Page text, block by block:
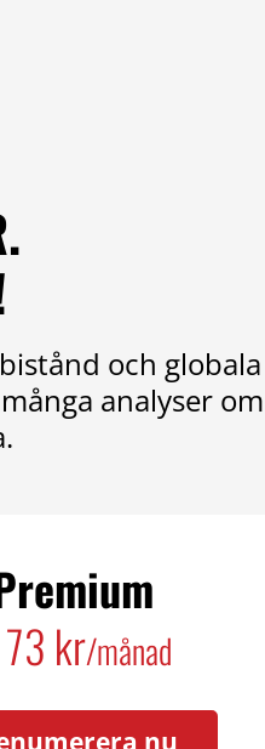
och globala
analyser om
73 kr/månad
nu